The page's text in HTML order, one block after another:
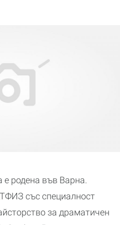
родена във Варна.
със специалност
за драматичен